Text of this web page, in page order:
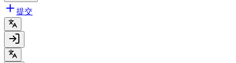
提交